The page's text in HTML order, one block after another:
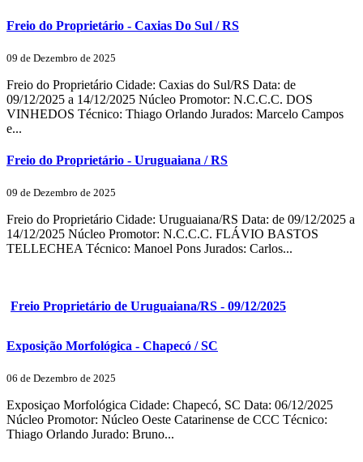
Freio do Proprietário - Caxias Do Sul / RS
09 de Dezembro de 2025
Freio do Proprietário Cidade: Caxias do Sul/RS Data: de
09/12/2025 a 14/12/2025 Núcleo Promotor: N.C.C.C. DOS
VINHEDOS Técnico: Thiago Orlando Jurados: Marcelo Campos
e...
Freio do Proprietário - Uruguaiana / RS
09 de Dezembro de 2025
Freio do Proprietário Cidade: Uruguaiana/RS Data: de 09/12/2025 a
14/12/2025 Núcleo Promotor: N.C.C.C. FLÁVIO BASTOS
TELLECHEA Técnico: Manoel Pons Jurados: Carlos...
Freio Proprietário de Uruguaiana/RS - 09/12/2025
Exposição Morfológica - Chapecó / SC
06 de Dezembro de 2025
Exposiçao Morfológica Cidade: Chapecó, SC Data: 06/12/2025
Núcleo Promotor: Núcleo Oeste Catarinense de CCC Técnico:
Thiago Orlando Jurado: Bruno...